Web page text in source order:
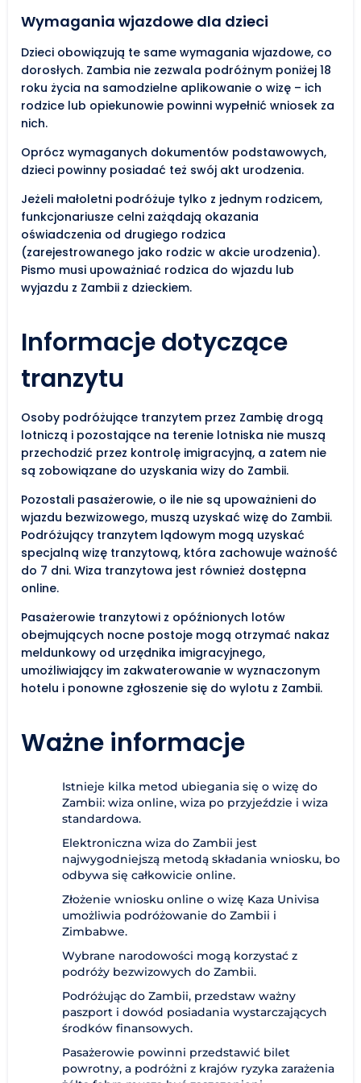
Wymagania wjazdowe dla dzieci
Dzieci obowiązują te same wymagania wjazdowe, co
dorosłych. Zambia nie zezwala podróżnym poniżej 18
roku życia na samodzielne aplikowanie o wizę – ich
rodzice lub opiekunowie powinni wypełnić wniosek za
nich.
Oprócz wymaganych dokumentów podstawowych,
dzieci powinny posiadać też swój akt urodzenia.
Jeżeli małoletni podróżuje tylko z jednym rodzicem,
funkcjonariusze celni zażądają okazania
oświadczenia od drugiego rodzica
(zarejestrowanego jako rodzic w akcie urodzenia).
Pismo musi upoważniać rodzica do wjazdu lub
wyjazdu z Zambii z dzieckiem.
Informacje dotyczące
tranzytu
Osoby podróżujące tranzytem przez Zambię drogą
lotniczą i pozostające na terenie lotniska nie muszą
przechodzić przez kontrolę imigracyjną, a zatem nie
są zobowiązane do uzyskania wizy do Zambii.
Pozostali pasażerowie, o ile nie są upoważnieni do
wjazdu bezwizowego, muszą uzyskać wizę do Zambii.
Podróżujący tranzytem lądowym mogą uzyskać
specjalną wizę tranzytową, która zachowuje ważność
do 7 dni. Wiza tranzytowa jest również dostępna
online.
Pasażerowie tranzytowi z opóźnionych lotów
obejmujących nocne postoje mogą otrzymać nakaz
meldunkowy od urzędnika imigracyjnego,
umożliwiający im zakwaterowanie w wyznaczonym
hotelu i ponowne zgłoszenie się do wylotu z Zambii.
Ważne informacje
Istnieje kilka metod ubiegania się o wizę do
Zambii: wiza online, wiza po przyjeździe i wiza
standardowa.
Elektroniczna wiza do Zambii jest
najwygodniejszą metodą składania wniosku, bo
odbywa się całkowicie online.
Złożenie wniosku online o wizę Kaza Univisa
umożliwia podróżowanie do Zambii i
Zimbabwe.
Wybrane narodowości mogą korzystać z
podróży bezwizowych do Zambii.
Podróżując do Zambii, przedstaw ważny
paszport i dowód posiadania wystarczających
środków finansowych.
Pasażerowie powinni przedstawić bilet
powrotny, a podróżni z krajów ryzyka zarażenia